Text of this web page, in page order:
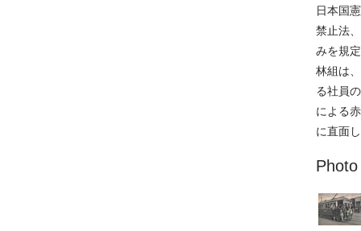
日本国
禁止法
みを規
林組は
る社員
による
に直面
Photo